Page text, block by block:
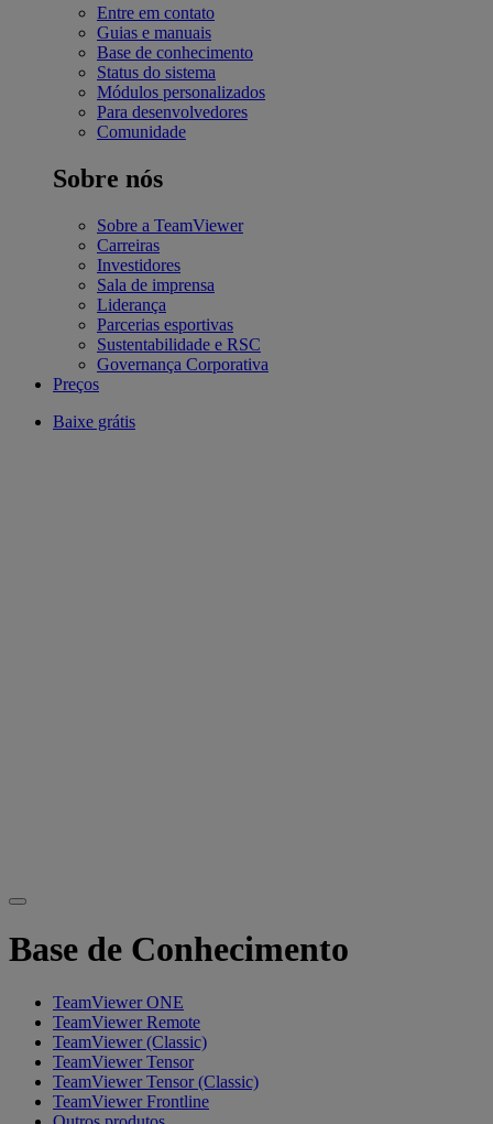
Entre em contato
Guias e manuais
Base de conhecimento
Status do sistema
Módulos personalizados
Para desenvolvedores
Comunidade
Sobre nós
Sobre a TeamViewer
Carreiras
Investidores
Sala de imprensa
Liderança
Parcerias esportivas
Sustentabilidade e RSC
Governança Corporativa
Preços
Baixe grátis
Base de Conhecimento
TeamViewer ONE
TeamViewer Remote
TeamViewer (Classic)
TeamViewer Tensor
TeamViewer Tensor (Classic)
TeamViewer Frontline